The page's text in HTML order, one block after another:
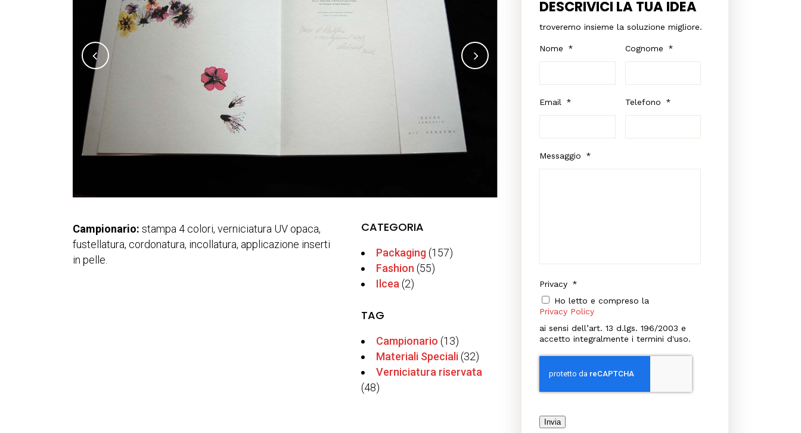
Campionario: stampa 4 colori, verniciatura UV opaca,
fustellatura, cordonatura, incollatura, applicazione inserti
in pelle.
CATEGORIA
Packaging(157)
Fashion (55)
Ilcea (2)
TAG
Campionario (13)
Materiali Speciali(32)
Verniciatura riservata
(48)
DESCRIVICI LA TUA IDEA
troveremo insieme la soluzione migliore.
Nome * Cognome *
Email * Telefono *
Messaggio *
Privacy *
Ho letto e compreso la
Privacy Policy
ai sensi dell’art. 13 d.lgs. 196/2003 e
accetto integralmente i termini d'uso.
Invia